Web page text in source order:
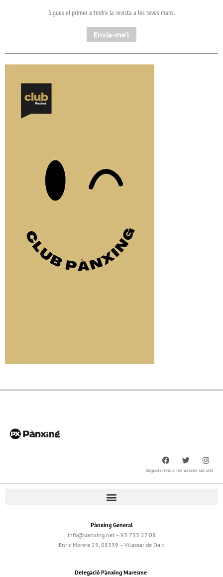
Sigues el primer a tindre la revista a les teves mans.
Envia-me'l
Segueix-nos a les xarxes socials
Pànxing General
info@panxing.net – 93 753 27 08
Enric Morera 25, 08339 – Vilassar de Dalt
Delegació Pànxing Maresme